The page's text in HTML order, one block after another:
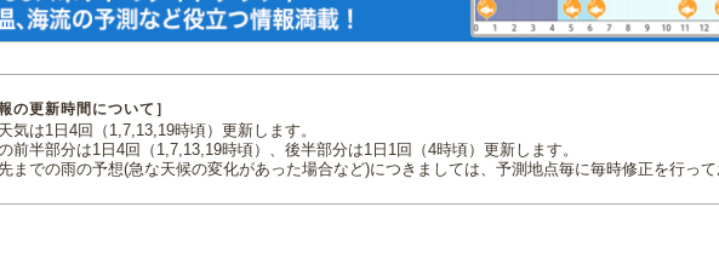
の更新時間について］
気は1日4回（1,7,13,19時頃）更新します。
前半部分は1日4回（1,7,13,19時頃）、後半部分は1日1回（4時頃）更新します。
までの雨の予想(急な天候の変化があった場合など)につきましては、予測地点毎に毎時修正を行って